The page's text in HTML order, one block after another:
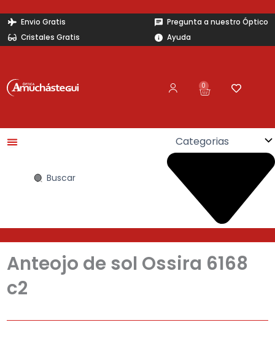
contenido
Envio Gratis
Cristales Gratis
Pregunta a nuestro Óptico
Ayuda
0
Carrito
Search
Anteojo de sol Ossira 6168
c2